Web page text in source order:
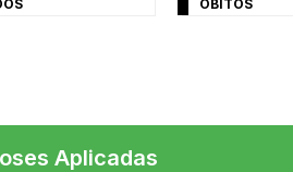
ÓBITOS
Aplicadas